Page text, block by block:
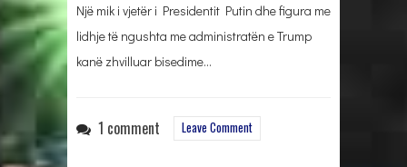
Një mik i vjetër i Presidentit Putin dhe figura me
lidhje të ngushta me administratën e Trump
kanë zhvilluar bisedime…
1 comment Leave Comment